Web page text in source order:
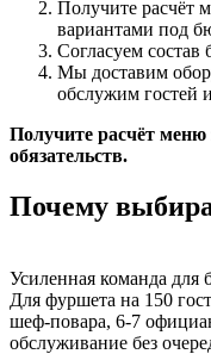
Получите расчёт
вариантами под
Согласуем
Мы доставим
обслужим гостей
Получите расчёт меню
обязательств.
Почему
Усиленная команда для
Для фуршета на 150
шеф-повара, 6-7
обслуживание без